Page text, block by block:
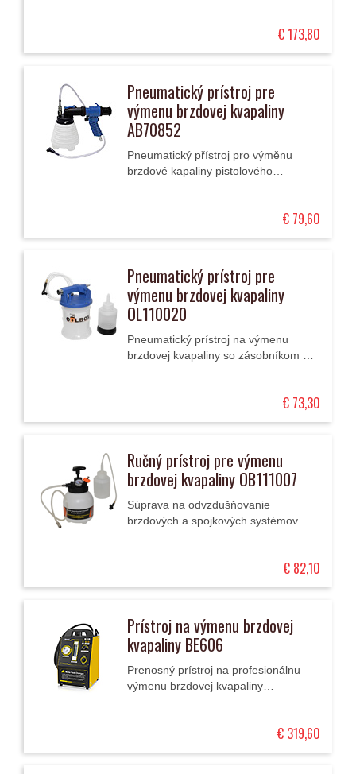
€ 173,80
Pneumatický prístroj pre
výmenu brzdovej kvapaliny
AB70852
Pneumatický přístroj pro výměnu
brzdové kapaliny pistolového
€ 79,60
Pneumatický prístroj pre
výmenu brzdovej kvapaliny
OL110020
Pneumatický prístroj na výmenu
brzdovej kvapaliny so zásobníkom s
€ 73,30
Ručný prístroj pre výmenu
brzdovej kvapaliny OB111007
Súprava na odvzdušňovanie
brzdových a spojkových systémov s
univerzálnym adaptérom s reťazou,...
€ 82,10
Prístroj na výmenu brzdovej
kvapaliny BE606
Prenosný prístroj na profesionálnu
výmenu brzdovej kvapaliny
€ 319,60